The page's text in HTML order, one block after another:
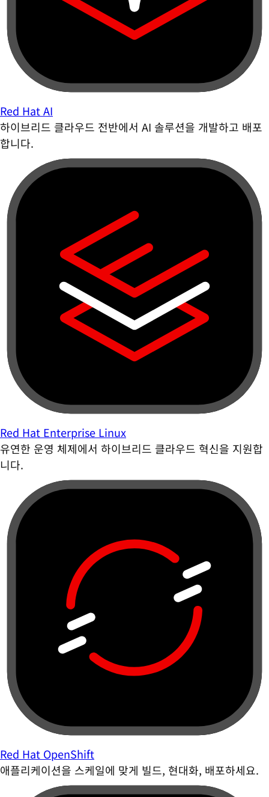
Red Hat AI
하이브리드 클라우드 전반에서 AI 솔루션을 개발하고 배포
합니다.
Red Hat Enterprise Linux
유연한 운영 체제에서 하이브리드 클라우드 혁신을 지원합
니다.
Red Hat OpenShift
애플리케이션을 스케일에 맞게 빌드, 현대화, 배포하세요.